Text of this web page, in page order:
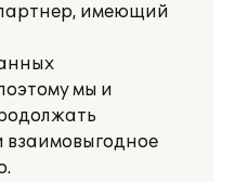
имеющий
мы и
взаимовыгодное